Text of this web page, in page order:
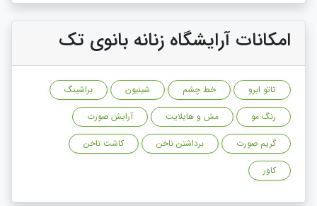
امکانات آرایشگاه زنانه بانوی تک
تاتو ابرو خط چشم شینیون
براشینگ
رنگ مو
مش و هایلایت
آرایش صورت
گریم صورت
برداشتن ناخن
کاشت ناخن
کاور